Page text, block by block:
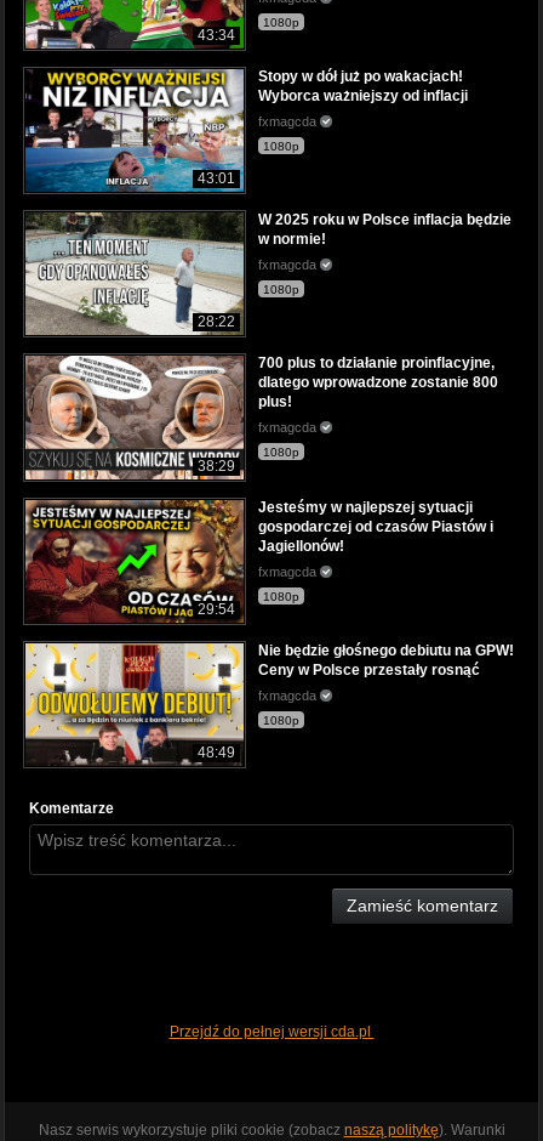
43:34
1080p
43:01
Stopy w dół już po wakacjach!
Wyborca ważniejszy od inflacji
fxmagcda
1080p
28:22
W 2025 roku w Polsce inflacja będzie
w normie!
fxmagcda
1080p
38:29
700 plus to działanie proinflacyjne,
dlatego wprowadzone zostanie 800
plus!
fxmagcda
1080p
29:54
Jesteśmy w najlepszej sytuacji
gospodarczej od czasów Piastów i
Jagiellonów!
fxmagcda
1080p
48:49
Nie będzie głośnego debiutu na GPW!
Ceny w Polsce przestały rosnąć
fxmagcda
1080p
Komentarze
Zamieść komentarz
Przejdź do pełnej wersji cda.pl
Nasz serwis wykorzystuje pliki cookie (zobacz naszą politykę). Warunki